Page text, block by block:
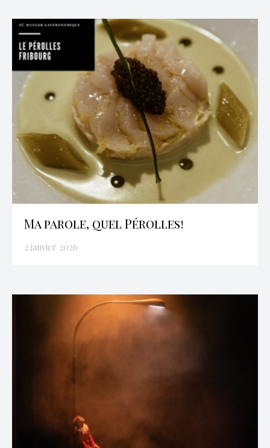
Ma parole, quel Pérolles!
2 janvier 2026